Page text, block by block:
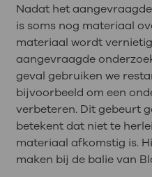
Nadat het
is soms nog materiaal
materiaal wordt
aangevraagde
geval gebruiken we
bijvoorbeeld om een
verbeteren. Dit gebeurt
betekent dat niet te
materiaal afkomstig is.
maken bij de balie van